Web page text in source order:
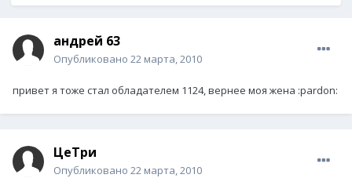
андрей 63
Опубликовано 22 марта, 2010
привет я тоже стал обладателем 1124, вернее моя жена :pardon:
ЦеТри
Опубликовано 22 марта, 2010